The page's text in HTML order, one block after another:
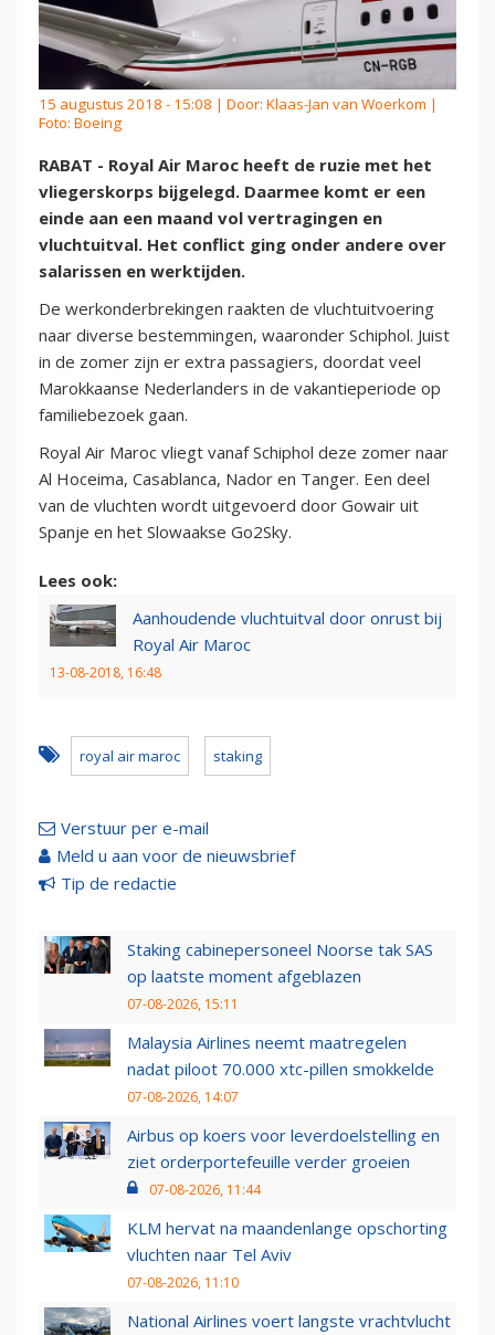
15 augustus 2018 - 15:08 | Door: Klaas-Jan van Woerkom |
Foto: Boeing
RABAT - Royal Air Maroc heeft de ruzie met het
vliegerskorps bijgelegd. Daarmee komt er een
einde aan een maand vol vertragingen en
vluchtuitval. Het conflict ging onder andere over
salarissen en werktijden.
De werkonderbrekingen raakten de vluchtuitvoering
naar diverse bestemmingen, waaronder Schiphol. Juist
in de zomer zijn er extra passagiers, doordat veel
Marokkaanse Nederlanders in de vakantieperiode op
familiebezoek gaan.
Royal Air Maroc vliegt vanaf Schiphol deze zomer naar
Al Hoceima, Casablanca, Nador en Tanger. Een deel
van de vluchten wordt uitgevoerd door Gowair uit
Spanje en het Slowaakse Go2Sky.
Lees ook:
Aanhoudende vluchtuitval door onrust bij
Royal Air Maroc
13-08-2018, 16:48
royal air maroc staking
Verstuur per e-mail
Meld u aan voor de nieuwsbrief
Tip de redactie
Staking cabinepersoneel Noorse tak SAS
op laatste moment afgeblazen
07-08-2026, 15:11
Malaysia Airlines neemt maatregelen
nadat piloot 70.000 xtc-pillen smokkelde
07-08-2026, 14:07
Airbus op koers voor leverdoelstelling en
ziet orderportefeuille verder groeien
07-08-2026, 11:44
KLM hervat na maandenlange opschorting
vluchten naar Tel Aviv
07-08-2026, 11:10
National Airlines voert langste vrachtvlucht